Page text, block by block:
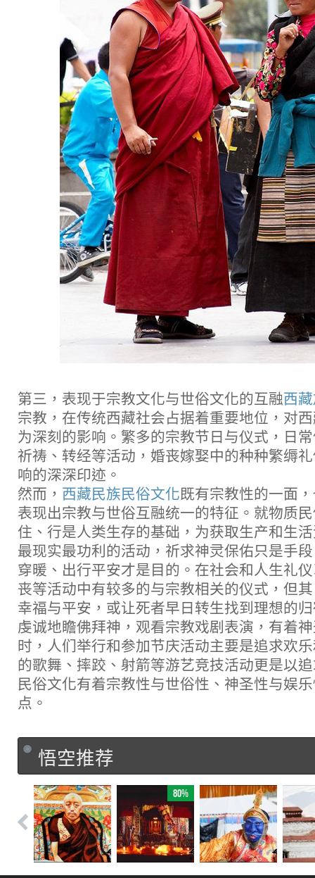
第三，表现于宗教文化与世俗文化的互融西
宗教，在传统西藏社会占据着重要地位，对
为深刻的影响。繁多的宗教节日与仪式，日
祈祷、转经等活动，婚丧嫁娶中的种种繁缛
响的深深印迹。
然而， 西藏民族民俗文化既有宗教性的一面
表现出宗教与世俗互融统一的特征。就物质
住、行是人类生存的基础，为获取生产和生
最现实最功利的活动，祈求神灵保佑只是手
穿暖、出行平安才是目的。在社会和人生礼
丧等活动中有较多的与宗教相关的仪式，但
幸福与平安，或让死者早日转生找到理想的
虔诚地瞻佛拜神，观看宗教戏剧表演，有着
时，人们举行和参加节庆活动主要是追求欢
的歌舞、摔跤、射箭等游艺竞技活动更是以
民俗文化有着宗教性与世俗性、神圣性与娱
点。
悟空推荐
80%